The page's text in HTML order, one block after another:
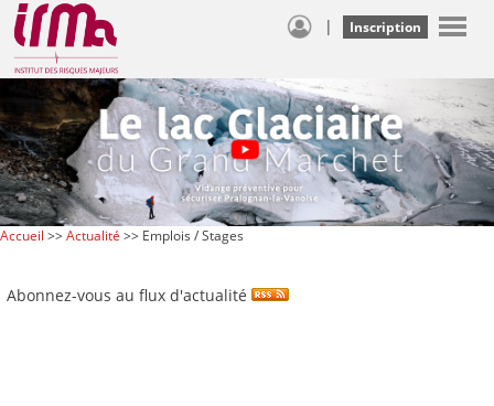
| Inscription
Accueil >>Actualité >> Emplois / Stages
Abonnez-vous au flux d'actualité